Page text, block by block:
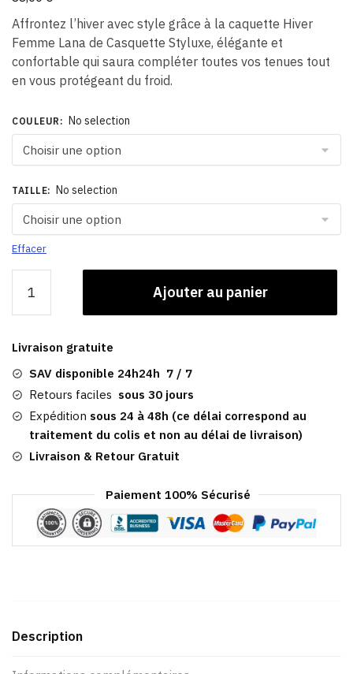
Affrontez l’hiver avec style grâce à la caquette Hiver
Femme Lana de Casquette Styluxe, élégante et
confortable qui saura compléter toutes vos tenues tout
en vous protégeant du froid.
COULEUR : No selection
TAILLE: No selection
Effacer
Caquette
|
Hiver
Femme
Lana
Ajouter au panier
Livraison gratuite
SAV disponible 24h24h 7 / 7
Retours faciles sous 30 jours
Expédition sous 24 à 48h (ce délai correspond au
traitement du colis et non au délai de livraison)
Livraison & Retour Gratuit
Paiement 100% Sécurisé
Description